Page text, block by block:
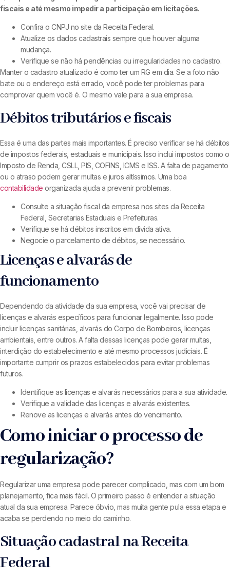
fiscais e até mesmo impedir a participação em licitações.
Confira o CNPJ no site da Receita Federal.
Atualize os dados cadastrais sempre que houver alguma
mudança.
Verifique se não há pendências ou irregularidades no cadastro.
Manter o cadastro atualizado é como ter um RG em dia. Se a foto não
bate ou o endereço está errado, você pode ter problemas para
comprovar quem você é. O mesmo vale para a sua empresa.
Débitos tributários e fiscais
Essa é uma das partes mais importantes. É preciso verificar se há débitos
de impostos federais, estaduais e municipais. Isso inclui impostos como o
Imposto de Renda, CSLL, PIS, COFINS, ICMS e ISS. A falta de pagamento
ou o atraso podem gerar multas e juros altíssimos. Uma boa
contabilidade organizada ajuda a prevenir problemas.
Consulte a situação fiscal da empresa nos sites da Receita
Federal, Secretarias Estaduais e Prefeituras.
Verifique se há débitos inscritos em dívida ativa.
Negocie o parcelamento de débitos, se necessário.
Licenças e alvarás de
funcionamento
Dependendo da atividade da sua empresa, você vai precisar de
licenças e alvarás específicos para funcionar legalmente. Isso pode
incluir licenças sanitárias, alvarás do Corpo de Bombeiros, licenças
ambientais, entre outros. A falta dessas licenças pode gerar multas,
interdição do estabelecimento e até mesmo processos judiciais. É
importante cumprir os prazos estabelecidos para evitar problemas
futuros.
Identifique as licenças e alvarás necessários para a sua atividade.
Verifique a validade das licenças e alvarás existentes.
Renove as licenças e alvarás antes do vencimento.
Como iniciar o processo de
regularização?
Regularizar uma empresa pode parecer complicado, mas com um bom
planejamento, fica mais fácil. O primeiro passo é entender a situação
atual da sua empresa. Parece óbvio, mas muita gente pula essa etapa e
acaba se perdendo no meio do caminho.
Situação cadastral na Receita
Federal